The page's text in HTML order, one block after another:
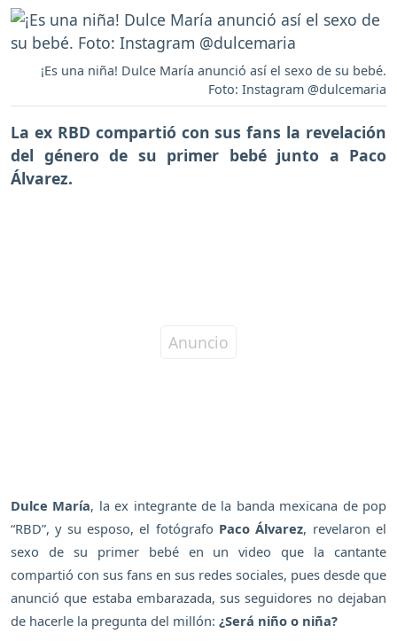
¡Es una niña! Dulce María anunció así el sexo de su bebé.
Foto: Instagram @dulcemaria
La ex RBD compartió con sus fans la revelación
del género de su primer bebé junto a Paco
Álvarez.
Dulce María, la ex integrante de la banda mexicana de pop
“RBD”, y su esposo, el fotógrafo Paco Álvarez, revelaron el
sexo de su primer bebé en un video que la cantante
compartió con sus fans en sus redes sociales, pues desde que
anunció que estaba embarazada, sus seguidores no dejaban
de hacerle la pregunta del millón: ¿Será niño o niña?